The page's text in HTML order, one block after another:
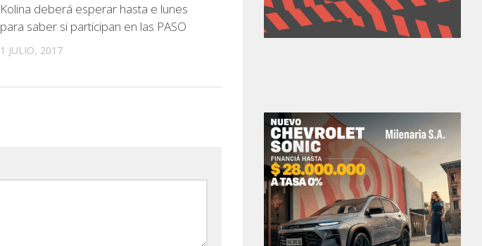
Kolina deberá esperar hasta e lunes
para saber si participan en las PASO
1 JULIO, 2017